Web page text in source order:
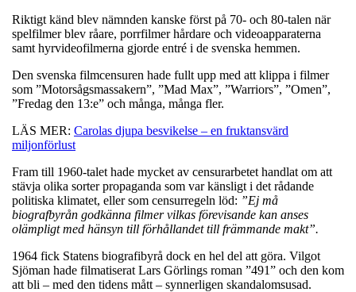
Riktigt känd blev nämnden kanske först på 70- och 80-talen när
spelfilmer blev råare, porrfilmer hårdare och videoapparaterna
samt hyrvideofilmerna gjorde entré i de svenska hemmen.
Den svenska filmcensuren hade fullt upp med att klippa i filmer
som ”Motorsågsmassakern”, ”Mad Max”, ”Warriors”, ”Omen”,
”Fredag den 13:e” och många, många fler.
LÄS MER: Carolas djupa besvikelse – en fruktansvärd
miljonförlust
Fram till 1960-talet hade mycket av censurarbetet handlat om att
stävja olika sorter propaganda som var känsligt i det rådande
politiska klimatet, eller som censurregeln löd: ”Ej må
biografbyrån godkänna filmer vilkas förevisande kan anses
olämpligt med hänsyn till förhållandet till främmande makt”.
1964 fick Statens biografibyrå dock en hel del att göra. Vilgot
Sjöman hade filmatiserat Lars Görlings roman ”491” och den kom
att bli – med den tidens mått – synnerligen skandalomsusad.